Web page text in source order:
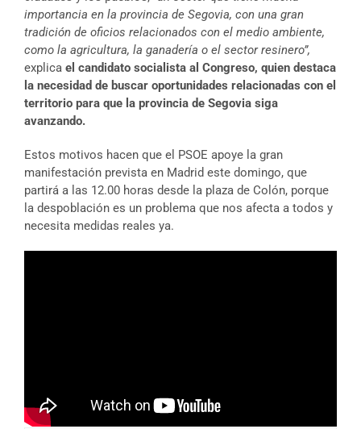
importancia en la provincia de Segovia, con una gran
tradición de oficios relacionados con el medio ambiente,
como la agricultura, la ganadería o el sector resinero”,
explica el candidato socialista al Congreso, quien destaca
la necesidad de buscar oportunidades relacionadas con el
territorio para que la provincia de Segovia siga
avanzando.
Estos motivos hacen que el PSOE apoye la gran
manifestación prevista en Madrid este domingo, que
partirá a las 12.00 horas desde la plaza de Colón, porque
la despoblación es un problema que nos afecta a todos y
necesita medidas reales ya.